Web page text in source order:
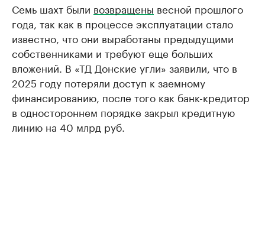
Семь шахт были возвращены весной прошлого
года, так как в процессе эксплуатации стало
известно, что они выработаны предыдущими
собственниками и требуют еще больших
вложений. В «ТД Донские угли» заявили, что в
2025 году потеряли доступ к заемному
финансированию, после того как банк-кредитор
в одностороннем порядке закрыл кредитную
линию на 40 млрд руб.